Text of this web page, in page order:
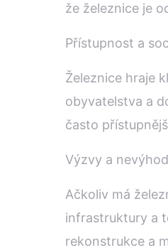
že železnice je
Přístupnost a
Železnice hraje
obyvatelstva a
často
Výzvy a
Ačkoliv má
infrastruktury a
rekonstrukce a